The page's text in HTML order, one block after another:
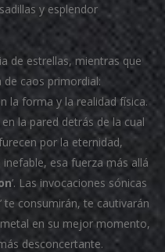
y esplendor
de estrellas, mientras que
de caos primordial:
la forma y la realidad física.
la pared detrás de la cual
por la eternidad,
esa fuerza más allá
’. Las invocaciones sónicas
’ te consumirán, te cautivarán
en su mejor momento,
desconcertante.